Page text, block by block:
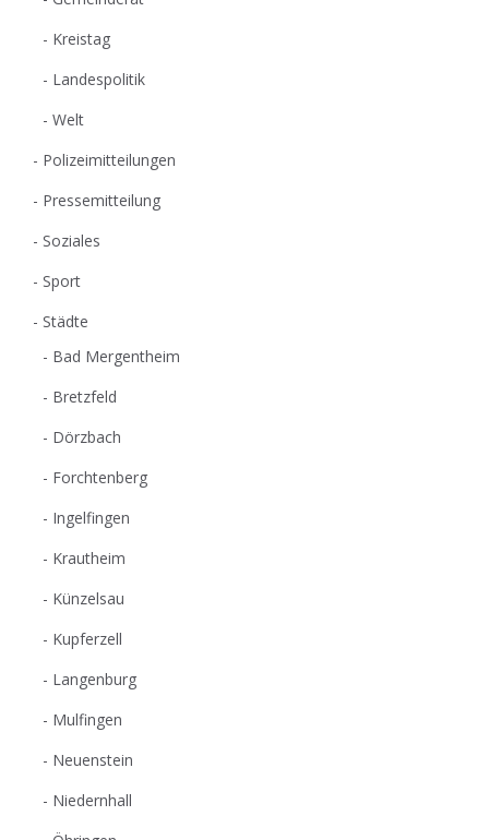
Kreistag
Landespolitik
Welt
Polizeimitteilungen
Pressemitteilung
Soziales
Sport
Städte
Bad Mergentheim
Bretzfeld
Dörzbach
Forchtenberg
Ingelfingen
Krautheim
Künzelsau
Kupferzell
Langenburg
Mulfingen
Neuenstein
Niedernhall